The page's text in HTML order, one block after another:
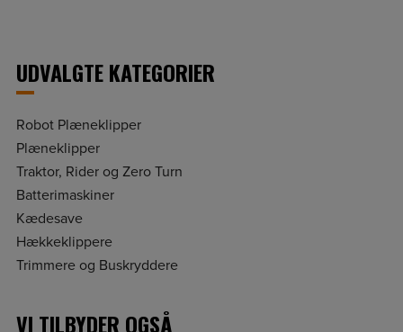
UDVALGTE KATEGORIER
Robot Plæneklipper
Plæneklipper
Traktor, Rider og Zero Turn
Batterimaskiner
Kædesave
Hækkeklippere
Trimmere og Buskryddere
VI TILBYDER OGSÅ